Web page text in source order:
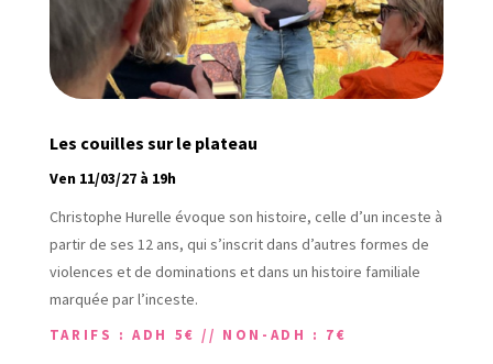
Les couilles sur le plateau
Ven 11/03/27 à 19h
Christophe Hurelle évoque son histoire, celle d’un inceste à
partir de ses 12 ans, qui s’inscrit dans d’autres formes de
violences et de dominations et dans un histoire familiale
marquée par l’inceste.
TARIFS : ADH 5€ // NON-ADH : 7€